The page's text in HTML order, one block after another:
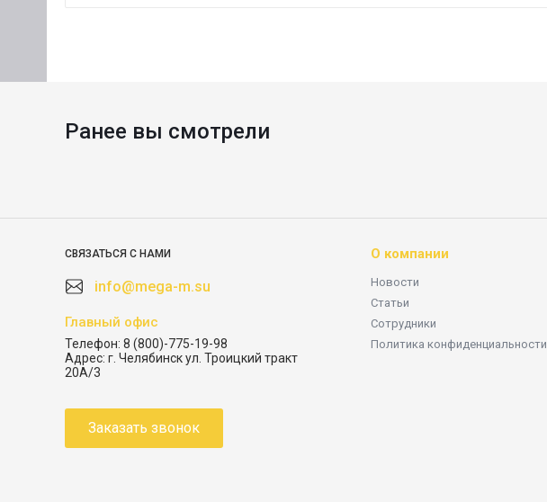
Ранее вы смотрели
СВЯЗАТЬСЯ С НАМИ
info@mega-m.su
Главный офис
Телефон: 8 (800)-775-19-98
Адрес: г. Челябинск ул. Троицкий тракт
20А/3
О компании
Новости
Статьи
Сотрудники
Политика конфиденциальности
Заказать звонок